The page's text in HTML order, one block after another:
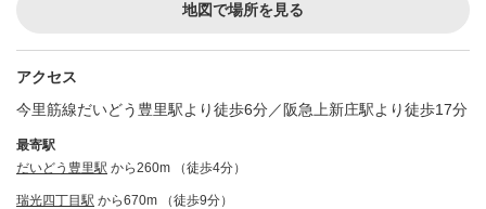
地図で場所を見る
アクセス
今里筋線だいどう豊里駅より徒歩6分／阪急上新庄駅より徒歩17分
最寄駅
だいどう豊里駅 から260m （徒歩4分）
瑞光四丁目駅 から670m （徒歩9分）